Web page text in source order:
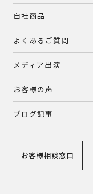
自社商品
よくあるご質問
メディア出演
お客様の声
ブログ記事
お客様相談窓口